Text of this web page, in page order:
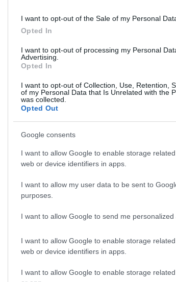
I want to opt-out of the Sale of my Personal
Opted In
I want to opt-out of processing my Personal
Advertising.
Opted In
I want to opt-out of Collection, Use, Retention,
of my Personal Data that Is Unrelated with the
was collected.
Opted Out
Google consents
I want to allow Google to enable storage
web or device identifiers in apps.
I want to allow my user data to be sent to
purposes.
I want to allow Google to send me personalized
I want to allow Google to enable storage
web or device identifiers in apps.
I want to allow Google to enable storage
kígyófaját találhatták meg az